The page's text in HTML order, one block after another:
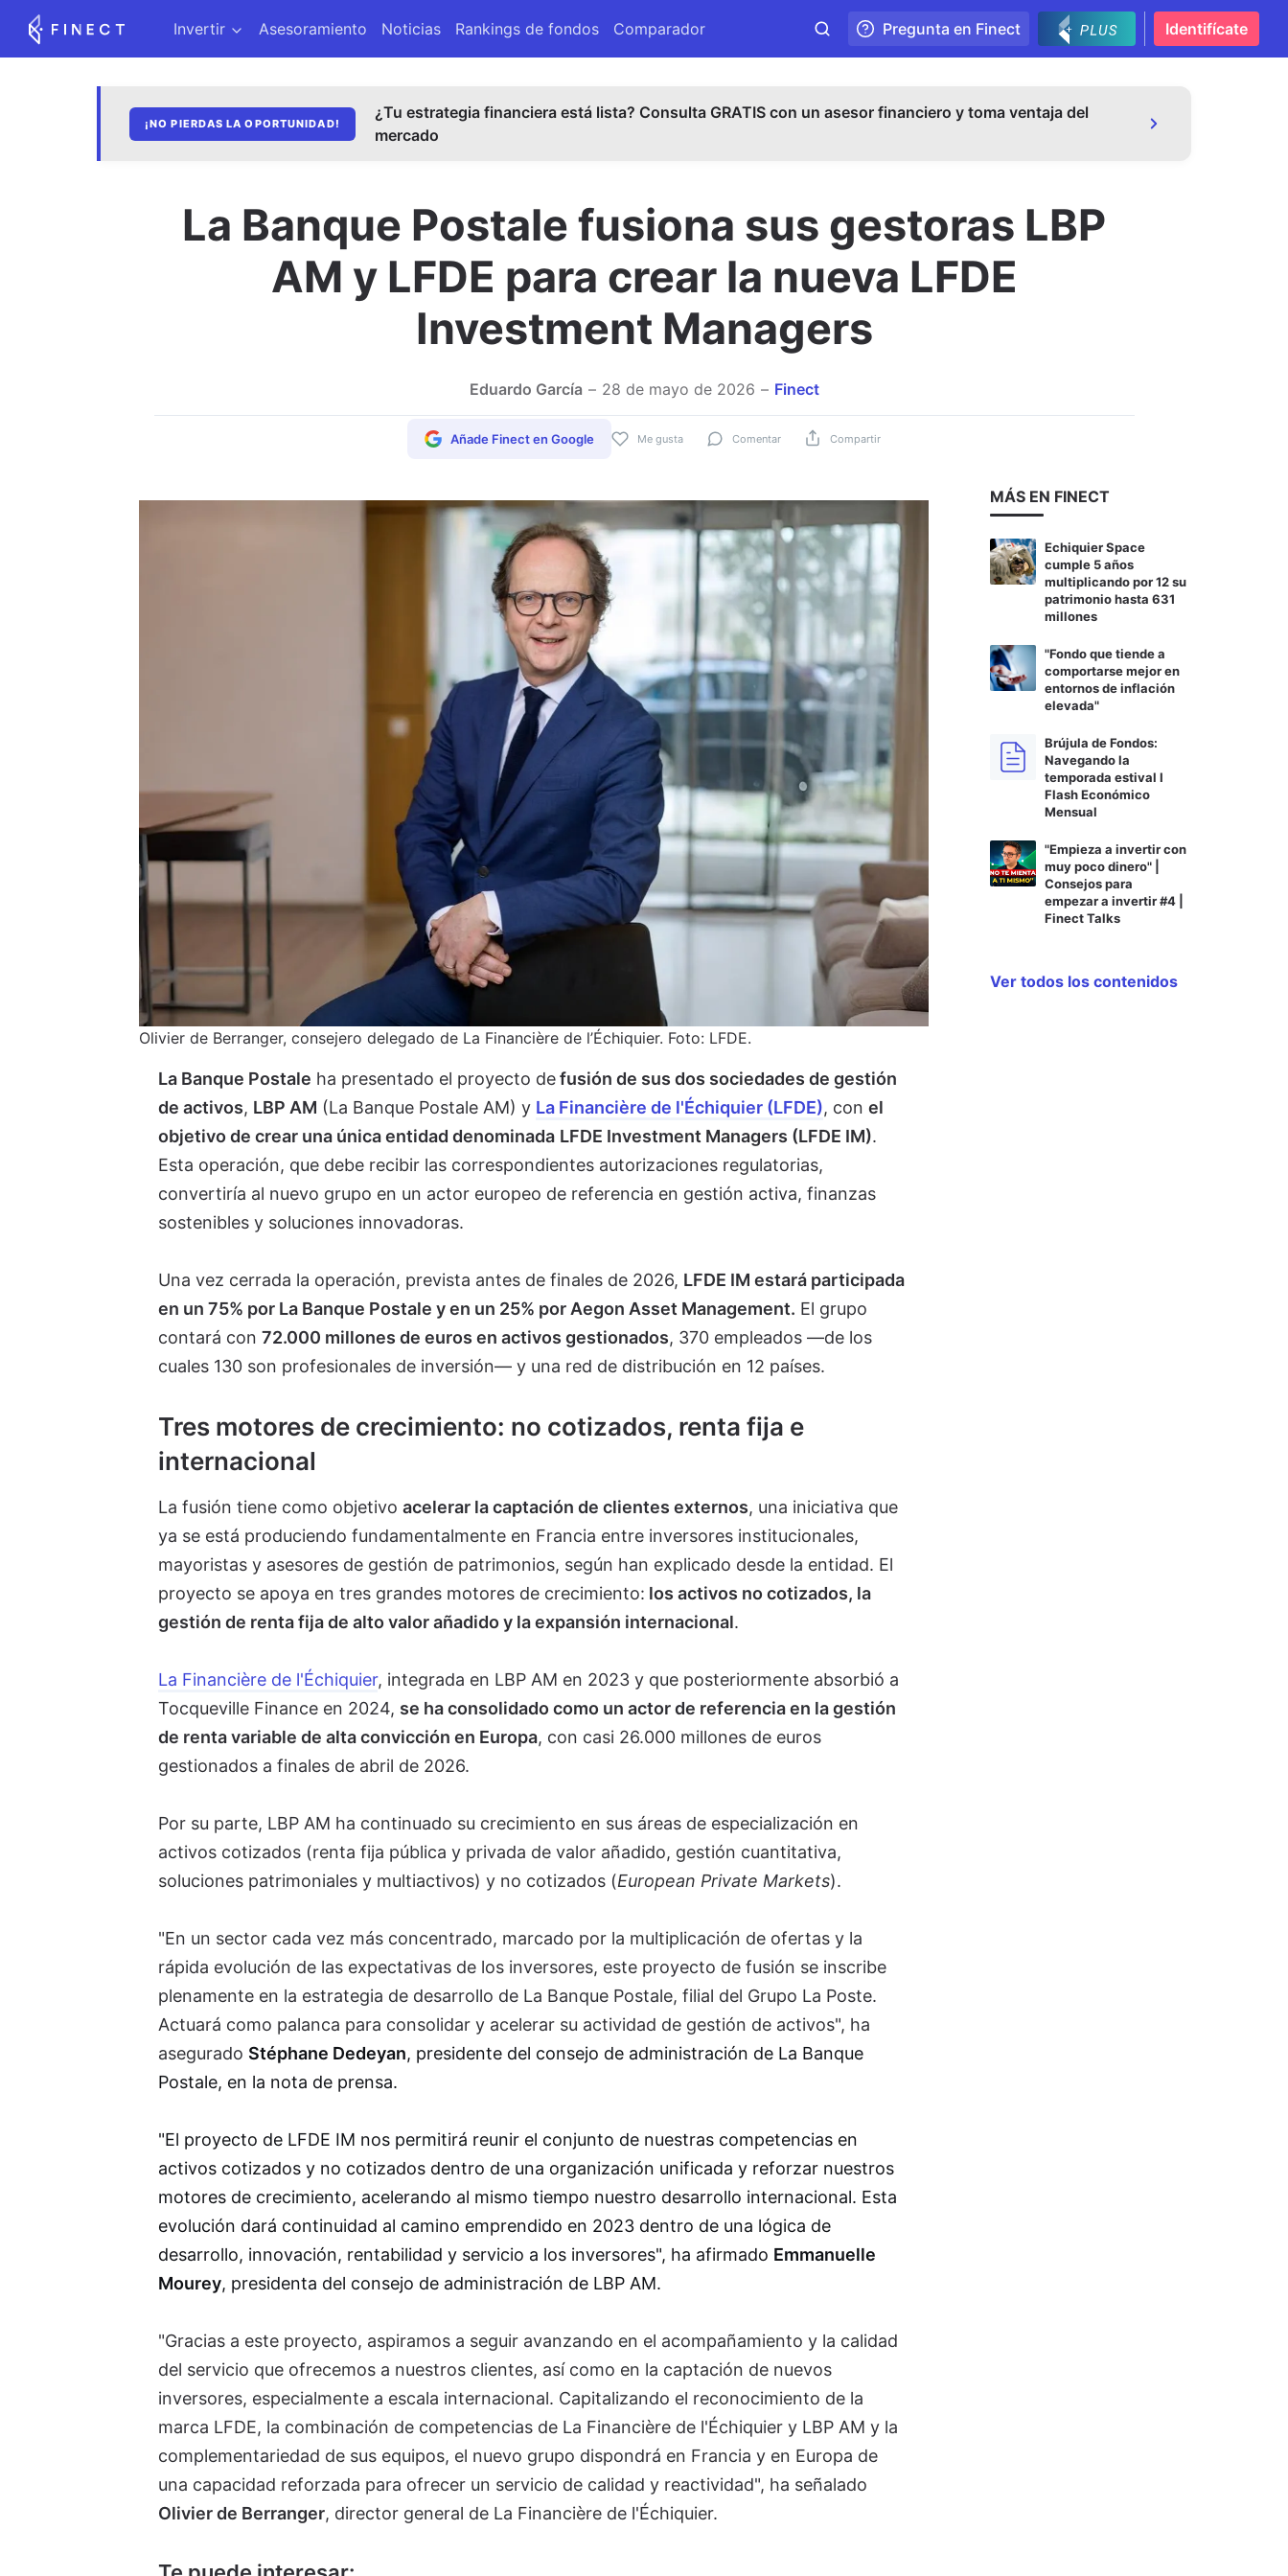
Invertir Asesoramiento Noticias Rankings de fondos Comparador Pregunta en Finect Identifícate
¡NO PIERDAS LA OPORTUNIDAD!
¿Tu estrategia financiera está lista? Consulta GRATIS con un asesor financiero y toma ventaja del
mercado
La Banque Postale fusiona sus gestoras LBP
AM y LFDE para crear la nueva LFDE
Investment Managers
Eduardo García 28 de mayo de 2026 Finect
Me gusta Comentar Compartir
Añade Finect en Google
Olivier de Berranger, consejero delegado de La Financière de l’Échiquier. Foto: LFDE.
La Banque Postale ha presentado el proyecto defusión de sus dos sociedades de gestión
de activos, LBP AM (La Banque Postale AM) y La Financière de l'Échiquier (LFDE), con el
objetivo de crear una única entidad denominada LFDE Investment Managers (LFDE IM).
Esta operación, que debe recibir las correspondientes autorizaciones regulatorias,
convertiría al nuevo grupo en un actor europeo de referencia en gestión activa, finanzas
sostenibles y soluciones innovadoras.
Una vez cerrada la operación, prevista antes de finales de 2026, LFDE IM estará participada
en un 75% por La Banque Postale y en un 25% por Aegon Asset Management. El grupo
contará con 72.000 millones de euros en activos gestionados, 370 empleados —de los
cuales 130 son profesionales de inversión— y una red de distribución en 12 países.
Tres motores de crecimiento: no cotizados, renta fija e
internacional
La fusión tiene como objetivo acelerar la captación de clientes externos, una iniciativa que
ya se está produciendo fundamentalmente en Francia entre inversores institucionales,
mayoristas y asesores de gestión de patrimonios, según han explicado desde la entidad. El
proyecto se apoya en tres grandes motores de crecimiento: los activos no cotizados, la
gestión de renta fija de alto valor añadido y la expansión internacional.
La Financière de l'Échiquier, integrada en LBP AM en 2023 y que posteriormente absorbió a
Tocqueville Finance en 2024, se ha consolidado como un actor de referencia en la gestión
de renta variable de alta convicción en Europa, con casi 26.000 millones de euros
gestionados a finales de abril de 2026.
Por su parte, LBP AM ha continuado su crecimiento en sus áreas de especialización en
activos cotizados (renta fija pública y privada de valor añadido, gestión cuantitativa,
soluciones patrimoniales y multiactivos) y no cotizados (European Private Markets).
"En un sector cada vez más concentrado, marcado por la multiplicación de ofertas y la
rápida evolución de las expectativas de los inversores, este proyecto de fusión se inscribe
plenamente en la estrategia de desarrollo de La Banque Postale, filial del Grupo La Poste.
Actuará como palanca para consolidar y acelerar su actividad de gestión de activos", ha
asegurado Stéphane Dedeyan, presidente del consejo de administración de La Banque
Postale, en la nota de prensa.
"El proyecto de LFDE IM nos permitirá reunir el conjunto de nuestras competencias en
activos cotizados y no cotizados dentro de una organización unificada y reforzar nuestros
motores de crecimiento, acelerando al mismo tiempo nuestro desarrollo internacional. Esta
evolución dará continuidad al camino emprendido en 2023 dentro de una lógica de
desarrollo, innovación, rentabilidad y servicio a los inversores", ha afirmado Emmanuelle
Mourey, presidenta del consejo de administración de LBP AM.
"Gracias a este proyecto, aspiramos a seguir avanzando en el acompañamiento y la calidad
del servicio que ofrecemos a nuestros clientes, así como en la captación de nuevos
inversores, especialmente a escala internacional. Capitalizando el reconocimiento de la
marca LFDE, la combinación de competencias de La Financière de l'Échiquier y LBP AM y la
complementariedad de sus equipos, el nuevo grupo dispondrá en Francia y en Europa de
una capacidad reforzada para ofrecer un servicio de calidad y reactividad", ha señalado
Olivier de Berranger, director general de La Financière de l'Échiquier.
MÁS EN FINECT
Echiquier Space
cumple 5 años
multiplicando por 12 su
patrimonio hasta 631
millones
"Fondo que tiende a
comportarse mejor en
entornos de inflación
elevada"
Brújula de Fondos:
Navegando la
temporada estival I
Flash Económico
Mensual
"Empieza a invertir con
muy poco dinero" |
Consejos para
empezar a invertir #4 |
Finect Talks
Ver todos los contenidos